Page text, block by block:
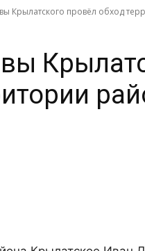
Крылатского провёл обход